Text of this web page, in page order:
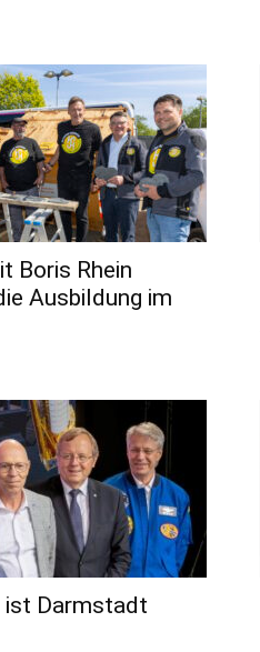
Boris Rhein
Ausbildung im
ist Darmstadt